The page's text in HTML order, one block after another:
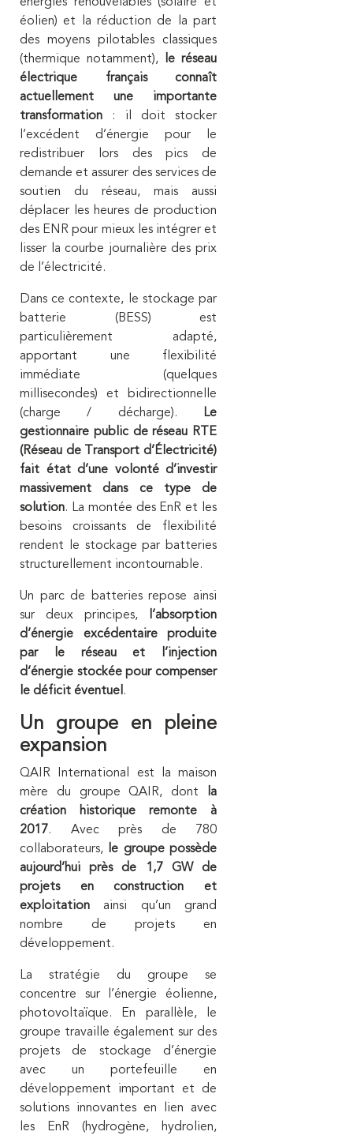
énergies renouvelables (solaire et
éolien) et la réduction de la part
des moyens pilotables classiques
(thermique notamment), le réseau
électrique français connaît
actuellement une importante
transformation : il doit stocker
l’excédent d’énergie pour le
redistribuer lors des pics de
demande et assurer des services de
soutien du réseau, mais aussi
déplacer les heures de production
des ENR pour mieux les intégrer et
lisser la courbe journalière des prix
de l’électricité.
Dans ce contexte, le stockage par
batterie (BESS) est
particulièrement adapté,
apportant une flexibilité
immédiate (quelques
millisecondes) et bidirectionnelle
(charge / décharge). Le
gestionnaire public de réseau RTE
(Réseau de Transport d’Électricité)
fait état d’une volonté d’investir
massivement dans ce type de
solution. La montée des EnR et les
besoins croissants de flexibilité
rendent le stockage par batteries
structurellement incontournable.
Un parc de batteries repose ainsi
sur deux principes, l’absorption
d’énergie excédentaire produite
par le réseau et l’injection
d’énergie stockée pour compenser
le déficit éventuel.
Un groupe en pleine
expansion
QAIR International est la maison
mère du groupe QAIR, dont la
création historique remonte à
2017. Avec près de 780
collaborateurs, le groupe possède
aujourd’hui près de 1,7 GW de
projets en construction et
exploitation ainsi qu’un grand
nombre de projets en
développement.
La stratégie du groupe se
concentre sur l’énergie éolienne,
photovoltaïque. En parallèle, le
groupe travaille également sur des
projets de stockage d’énergie
avec un portefeuille en
développement important et de
solutions innovantes en lien avec
les EnR (hydrogène, hydrolien,